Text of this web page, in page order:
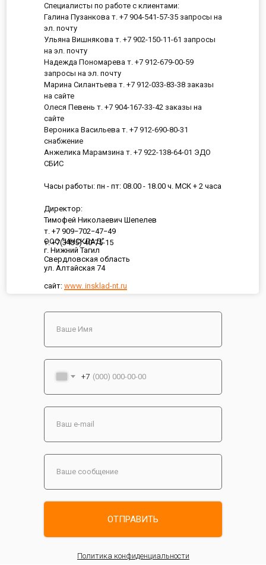
ООО "ИНСКЛАД"
г. Нижний Тагил
Свердловская область
ул. Алтайская 74
сайт: www. insklad-nt.ru
Специалисты по работе с клиентами:
Галина Пузанкова т. +7 904-541-57-35 запросы на
эл. почту
Ульяна Вишнякова т. +7 902-150-11-61 запросы
на эл. почту
Надежда Пономарева т. +7 912-679-00-59
запросы на эл. почту
Марина Силантьева т. +7 912-033-83-38 заказы
на сайте
Олеся Певень т. +7 904-167-33-42 заказы на
сайте
Вероника Васильева т. +7 912-690-80-31
снабжение
Анжелика Марамзина т. +7 922-138-64-01 ЭДО
СБИС
Часы работы: пн - пт: 08.00 - 18.00 ч. МСК + 2 часа
Директор:
Тимофей Николаевич Шепелев
т. +7 909−702−47−49
т. +7(3435) 40-75-15
+7
ОТПРАВИТЬ
Политика конфиденциальности